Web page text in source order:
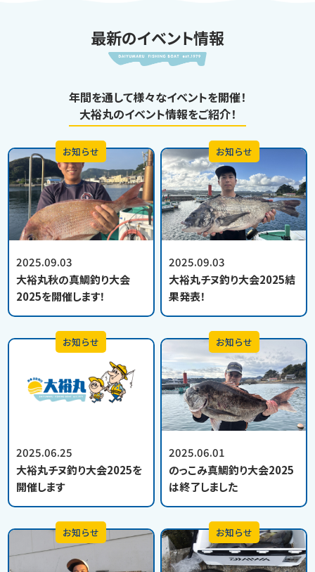
最新のイベント情報
年間を通して様々なイベントを開催！
大裕丸のイベント情報をご紹介！
2025.09.03
大裕丸秋の真鯛釣り大会
2025を開催します！
お知らせ
2025.09.03
大裕丸チヌ釣り大会2025結
果発表！
お知らせ
2025.06.25
大裕丸チヌ釣り大会2025を
開催します
お知らせ
2025.06.01
のっこみ真鯛釣り大会2025
は終了しました
お知らせ
お知らせ お知らせ